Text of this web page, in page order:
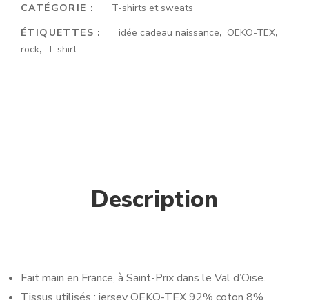
CATÉGORIE :
T-shirts et sweats
ÉTIQUETTES :
idée cadeau naissance, OEKO-TEX,
rock, T-shirt
Description
Fait main en France, à Saint-Prix dans le Val d’Oise.